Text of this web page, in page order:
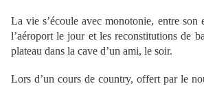
La vie s’écoule avec monotonie, entre son
l’aéroport le jour et les reconstitutions de
plateau dans la cave d’un ami, le soir.
Lors d’un cours de country, offert par le